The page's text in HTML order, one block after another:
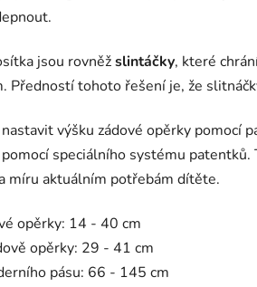
jsou rovněžslintáčky, které
Předností tohoto řešení je, že
výšku zádové opěrky pomocí
speciálního systému
míru aktuálním potřebám dítěte.
opěrky: 14 - 40 cm
opěrky: 29 - 41 cm
pásu: 66 - 145 cm